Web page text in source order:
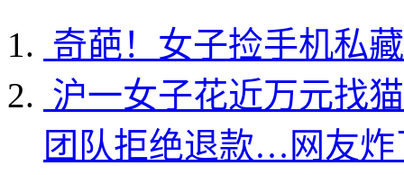
奇葩！女子捡手机私
沪一女子花近万元找
团队拒绝退款…网友炸